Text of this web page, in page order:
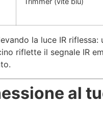
la luce IR riflessa:
riflette il segnale IR
al